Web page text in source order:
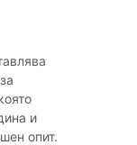
и
опит.